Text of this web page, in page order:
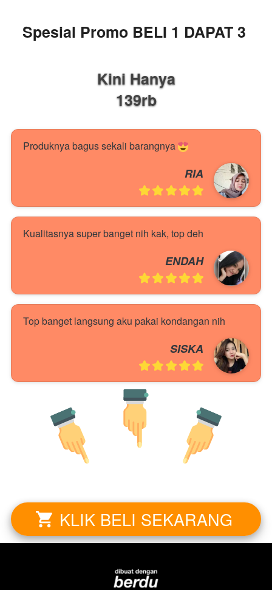
Spesial Promo BELI 1 DAPAT 3
Kini Hanya
139rb
Produknya bagus sekali barangnya
RIA
Kualitasnya super banget nih kak, top deh
ENDAH
Top banget langsung aku pakai kondangan nih
SISKA
` KLIK BELI SEKARANG